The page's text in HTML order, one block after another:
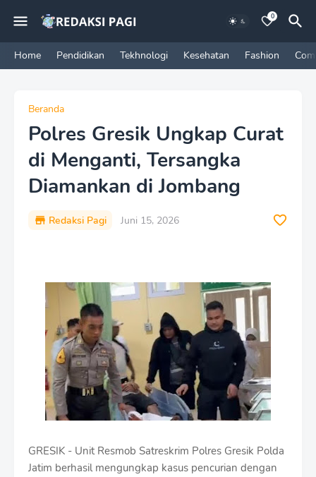
0
Home Pendidikan Tekhnologi Kesehatan Fashion
Beranda
Polres Gresik Ungkap Curat
di Menganti, Tersangka
Diamankan di Jombang
Redaksi Pagi Juni 15, 2026
​GRESIK - Unit Resmob Satreskrim Polres Gresik Polda
Jatim berhasil mengungkap kasus pencurian dengan
D
e